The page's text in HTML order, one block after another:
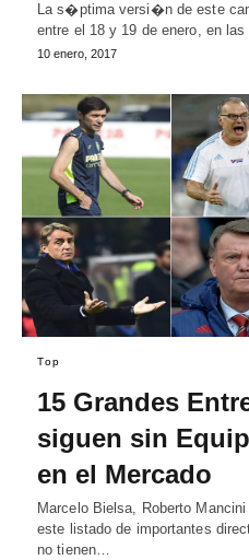
La s�ptima versi�n de este
entre el 18 y 19 de enero, en
10 enero, 2017
Top
15 Grandes
siguen sin
en el Mercado
Marcelo Bielsa, Roberto
este listado de importantes
no tienen…